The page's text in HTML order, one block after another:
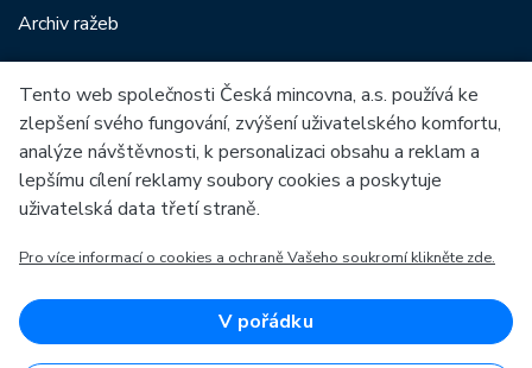
Archiv ražeb
Mezi naše partnery patří:
Evropská unie
OP Podnikání a inovace pro konkurenceschopnost
Evropský fond pro regionální rozvoj
Tento web společnosti Česká mincovna, a.s. používá ke
zlepšení svého fungování, zvýšení uživatelského komfortu,
analýze návštěvnosti, k personalizaci obsahu a reklam a
lepšímu cílení reklamy soubory cookies a poskytuje
uživatelská data třetí straně.
Pro více informací o cookies a ochraně Vašeho soukromí klikněte zde.
V pořádku